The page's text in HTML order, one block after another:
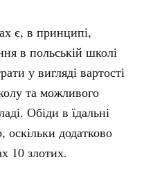
є, в принципі,
в польській школі
у вигляді вартості
та можливого
Обіди в їдальні
додатково
10 злотих.